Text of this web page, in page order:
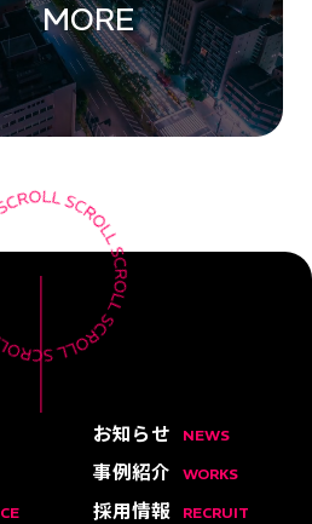
MORE
お知らせ NEWS
事例紹介 WORKS
採用情報 RECRUIT